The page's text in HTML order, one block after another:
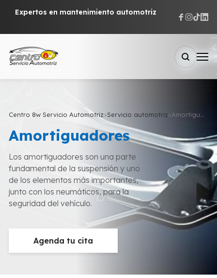
Expertos en mantenimiento automotriz
Centro 8w Servicio Automotriz>Servicio automotriz> Amortiguadores
Amortiguadores
Los amortiguadores son una parte
fundamental de la suspensión y uno
de los elementos más importantes,
junto con los neumáticos, para la
seguridad del vehículo.
Agenda tu cita